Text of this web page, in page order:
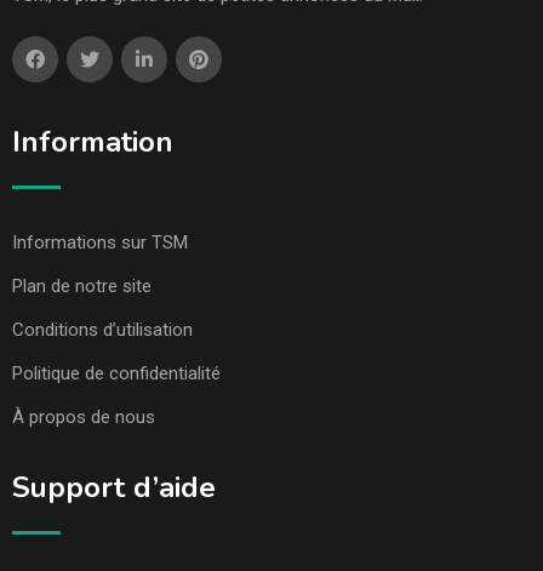
Information
Informations sur TSM
Plan de notre site
Conditions d’utilisation
Politique de confidentialité
À propos de nous
Support d’aide